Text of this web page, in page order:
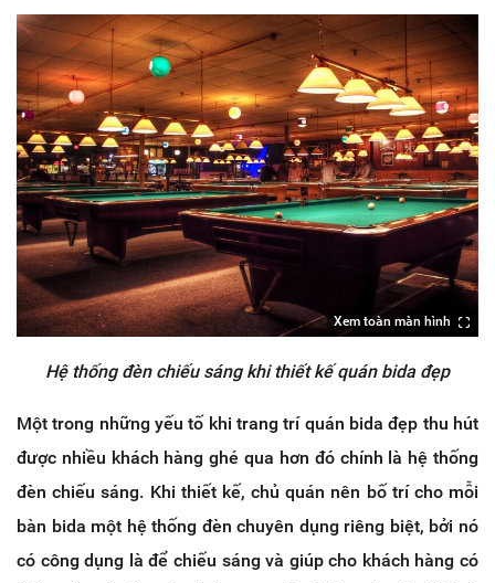
Xem toàn màn hình
Hệ thống đèn chiếu sáng khi thiết kế quán bida đẹp
Một trong những yếu tố khi trang trí quán bida đẹp thu hút
được nhiều khách hàng ghé qua hơn đó chính là hệ thống
đèn chiếu sáng. Khi thiết kế, chủ quán nên bố trí cho mỗi
bàn bida một hệ thống đèn chuyên dụng riêng biệt, bởi nó
có công dụng là để chiếu sáng và giúp cho khách hàng có